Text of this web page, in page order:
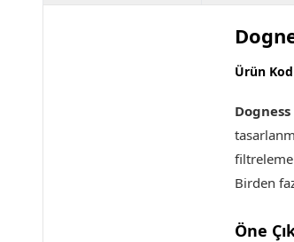
Ürün
filtreleme
Birden
Öne